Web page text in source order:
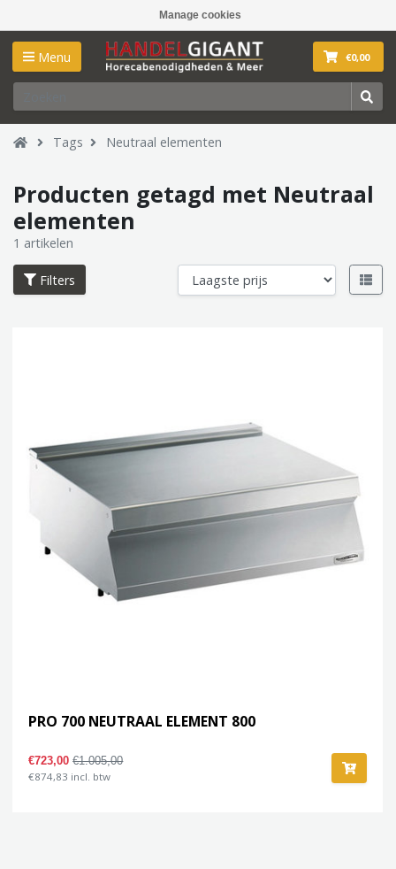
Manage cookies
Menu €0,00
Tags Neutraal elementen
Producten getagd met Neutraal
elementen
1 artikelen
Filters
PRO 700 NEUTRAAL ELEMENT 800
€723,00€1.005,00
€874,83 incl. btw